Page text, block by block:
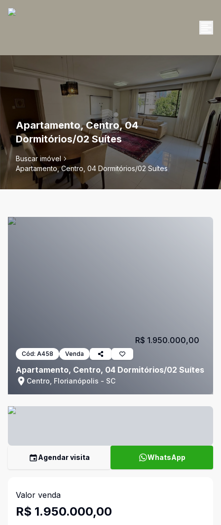
Apartamento, Centro, 04
Dormitórios/02 Suítes
Buscar imóvel
Apartamento, Centro, 04 Dormitórios/02 Suítes
Cód: A458 Venda
Apartamento, Centro, 04 Dormitórios/02 Suítes
Centro, Florianópolis - SC
R$ 1.950.000,00
Agendar visita WhatsApp
Valor venda
R$ 1.950.000,00